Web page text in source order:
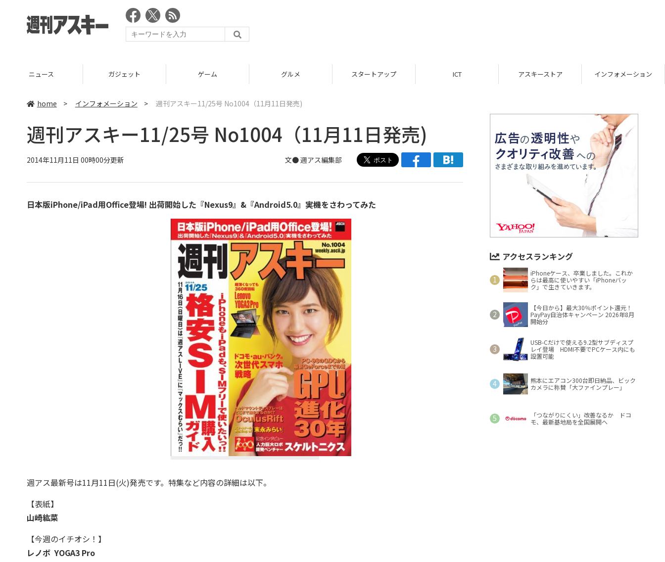
ニュース ガジェット ゲーム グルメ スタートアップ ICT アスキーストア インフォメーション
home > インフォメーション > 週刊アスキー11/25号 No1004（11月11日発売)
週刊アスキー11/25号 No1004（11月11日発売)
2014年11月11日 00時00分更新 文●週アス編集部
日本版iPhone/iPad用Office登場! 出荷開始した『Nexus9』&『Android5.0』実機をさわってみた
週アス最新号は11月11日(火)発売です。特集など内容の詳細は以下。
【表紙】
山崎紘菜
【今週のイチオシ！】
レノボ YOGA3 Pro
アクセスランキング
iPhoneケース、卒業しました。これか
らは最高に使いやすい「iPhoneバッ
ク」で生きていきます。
【今日から】最大30％ポイント還元！
PayPay自治体キャンペーン 2026年8月
開始分
USB-Cだけで使える9.2型サブディスプ
レイ登場 HDMI不要でPCケース内にも
設置可能
熊本にエアコン300台即日納品、ビック
カメラに称賛「大ファインプレー」
「つながりにくい」改善なるか ドコ
モ、最新基地局を全国展開へ